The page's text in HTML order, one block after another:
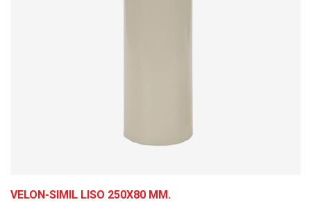
VELON-SIMIL LISO 250X80 MM.